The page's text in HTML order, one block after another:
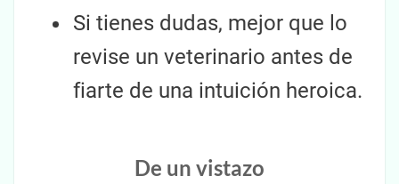
Si tienes dudas, mejor que lo
revise un veterinario antes de
fiarte de una intuición heroica.
De un vistazo